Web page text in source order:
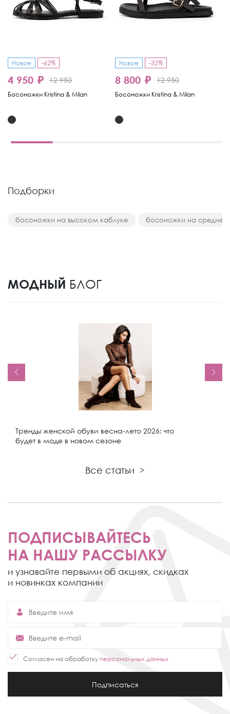
Новое -62%
4 950 ₽ 12 950
Босоножки Kristina & Milan
Новое -32%
8 800 ₽ 12 950
Босоножки Kristina & Milan
Подборки
босоножки на высоком каблуке босоножки на среднем
МОДНЫЙ БЛОГ
Тренды женской обуви весна-лето 2026: что
будет в моде в новом сезоне
Все статьи >
ПОДПИСЫВАЙТЕСЬ
НА НАШУ РАССЫЛКУ
и узнавайте первыми об акциях, скидках
и новинках компании
Согласен на обработку персональных данных
Подписаться